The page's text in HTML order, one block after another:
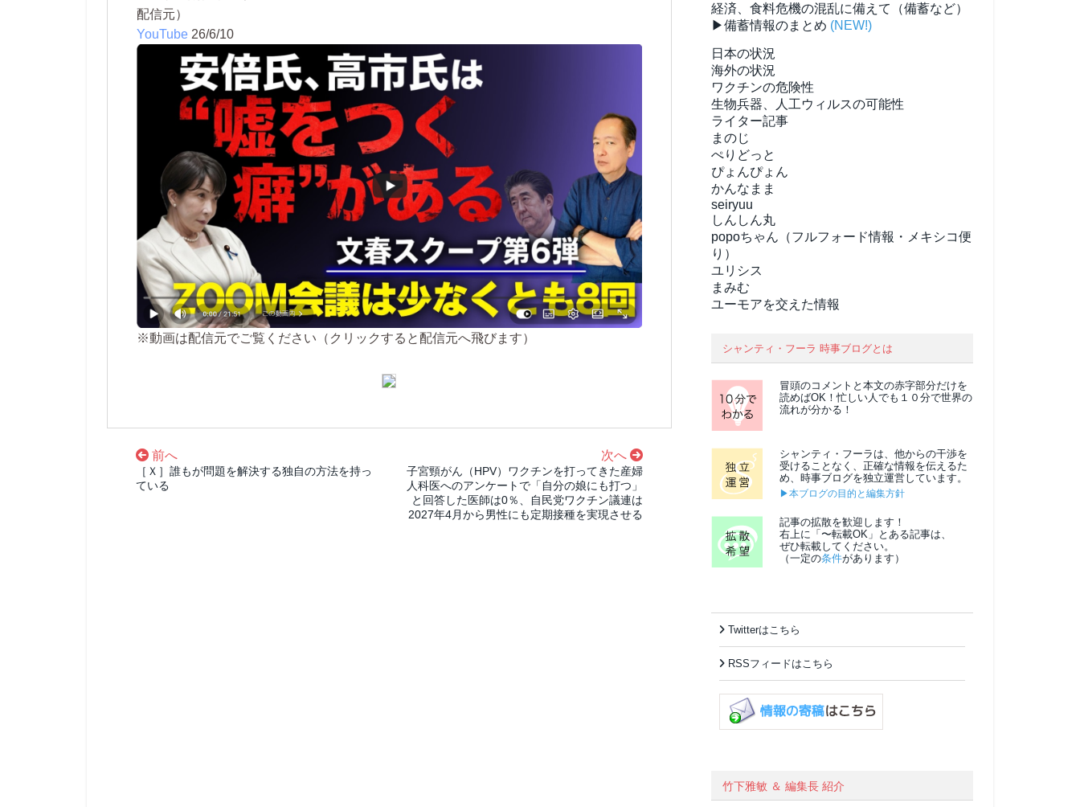
配信元）
YouTube 26/6/10
※動画は配信元でご覧ください（クリックすると配信元へ飛びます）
前へ
［Ｘ］誰もが問題を解決する独自の方法を持っ
ている
次へ
子宮頸がん（HPV）ワクチンを打ってきた産婦
人科医へのアンケートで「自分の娘にも打つ」
と回答した医師は0％、自民党ワクチン議連は
2027年4月から男性にも定期接種を実現させる
経済、食料危機の混乱に備えて（備蓄など）
▶備蓄情報のまとめ (NEW!)
日本の状況
海外の状況
ワクチンの危険性
生物兵器、人工ウィルスの可能性
ライター記事
まのじ
ぺりどっと
ぴょんぴょん
かんなまま
seiryuu
しんしん丸
popoちゃん（フルフォード情報・メキシコ便
り）
ユリシス
まみむ
ユーモアを交えた情報
シャンティ・フーラ 時事ブログとは
冒頭のコメントと本文の赤字部分だけを
読めばOK！忙しい人でも１０分で世界の
流れが分かる！
シャンティ・フーラは、他からの干渉を
受けることなく、正確な情報を伝えるた
め、時事ブログを独立運営しています。
▶本ブログの目的と編集方針
記事の拡散を歓迎します！
右上に「〜転載OK」とある記事は、
ぜひ転載してください。
（一定の条件があります）
Twitterはこちら
RSSフィードはこちら
竹下雅敏 ＆ 編集長 紹介